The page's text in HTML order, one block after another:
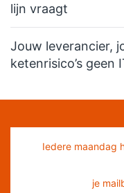
lijn vraagt
Jouw leverancier,
ketenrisico’s geen
Iedere maandag
je